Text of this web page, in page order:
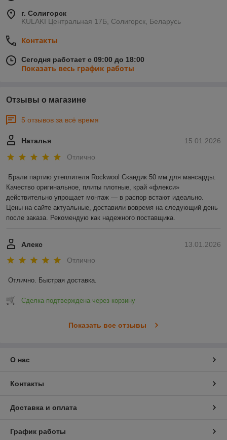
г. Солигорск
KULAKI Центральная 17Б, Солигорск, Беларусь
Контакты
Сегодня работает с 09:00 до 18:00
Показать весь график работы
Отзывы о магазине
5 отзывов за всё время
15.01.2026
Наталья
Отлично
Брали партию утеплителя Rockwool Скандик 50 мм для мансарды.
Качество оригинальное, плиты плотные, край «флекси»
действительно упрощает монтаж — в распор встают идеально.
Цены на сайте актуальные, доставили вовремя на следующий день
после заказа. Рекомендую как надежного поставщика.
13.01.2026
Алекс
Отлично
Отлично. Быстрая доставка.
Сделка подтверждена через корзину
Показать все отзывы
О нас
Контакты
Доставка и оплата
График работы